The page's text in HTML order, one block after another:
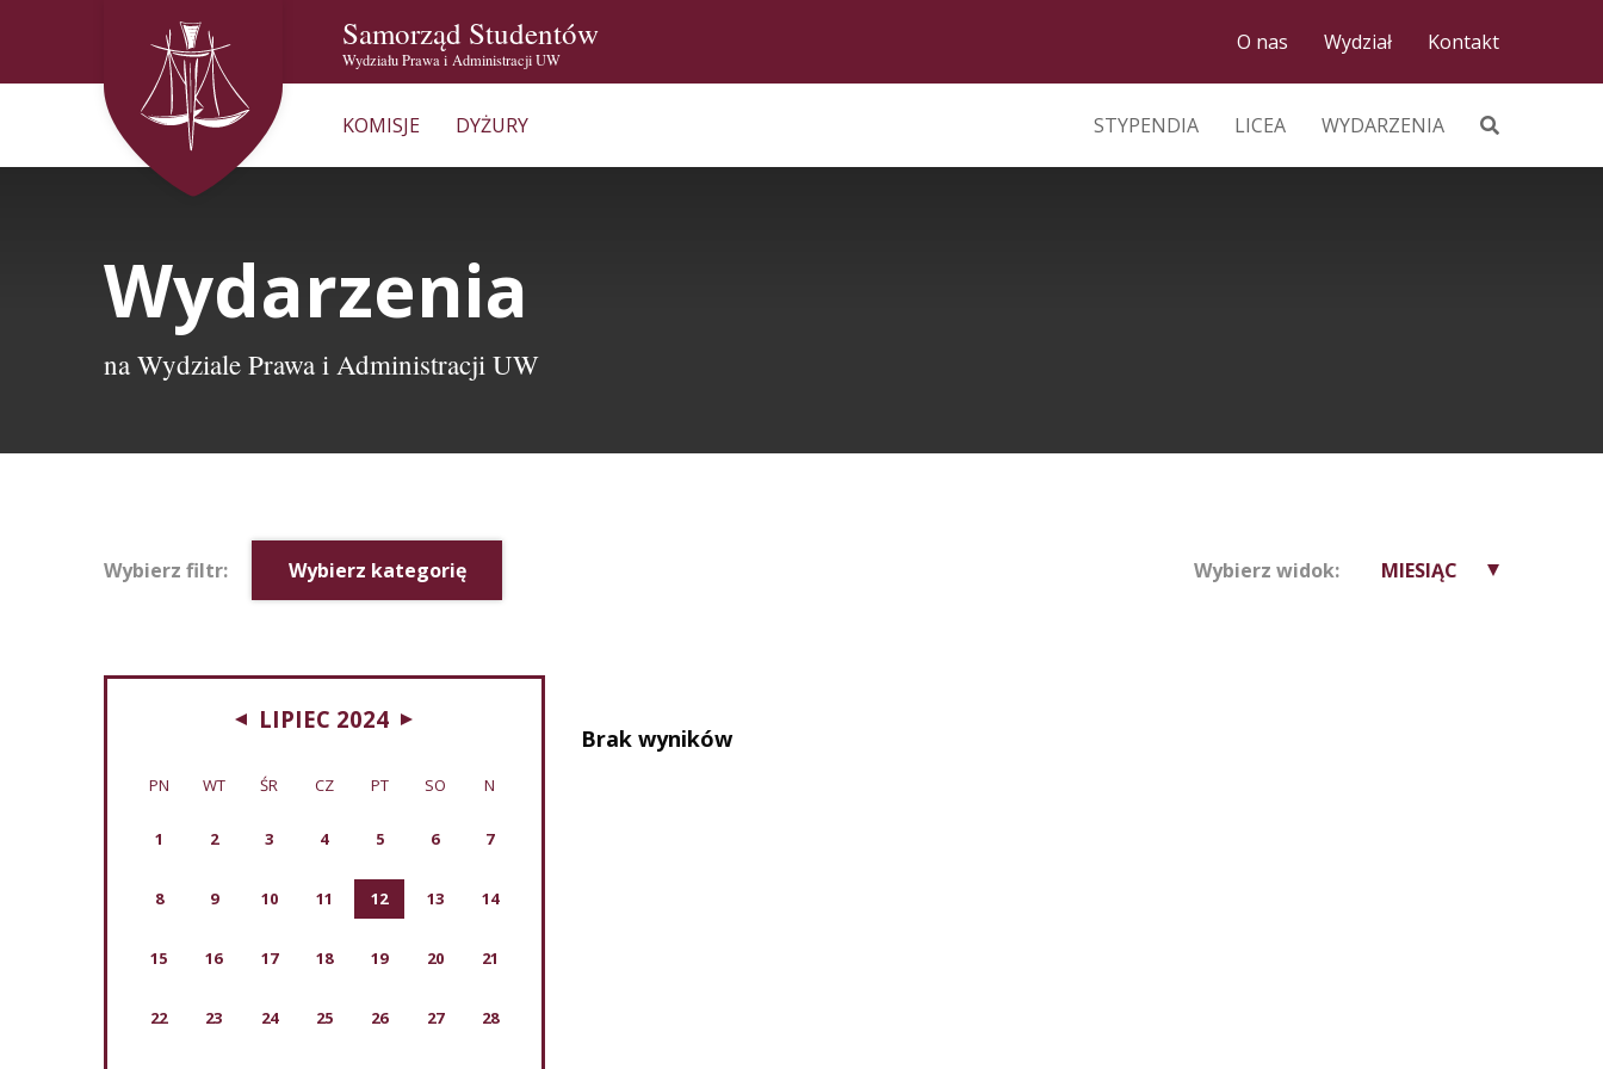
Samorząd Studentów
Wydziału Prawa i Administracji UW
O nas Wydział Kontakt
KOMISJE DYŻURY STYPENDIA LICEA WYDARZENIA
Wydarzenia
na Wydziale Prawa i Administracji UW
Wybierz filtr: Wybierz kategorię Wybierz widok: MIESIĄC
LIPIEC 2024
PN WT ŚR CZ PT SO N
1 2 3 4 5 6 7
8 9 10 11 12 13 14
15 16 17 18 19 20 21
22 23 24 25 26 27 28
Brak wyników